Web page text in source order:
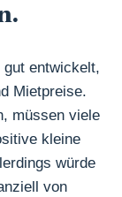
gut entwickelt,
Mietpreise.
müssen viele
kleine
würde
von